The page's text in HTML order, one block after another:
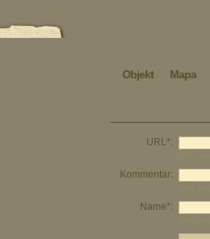
Objekt Mapa
URL*:
Kommentar:
Name*: